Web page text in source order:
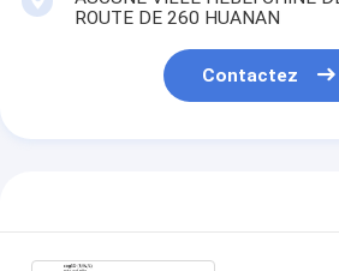
ROUTE DE 260 HUANAN
Contactez